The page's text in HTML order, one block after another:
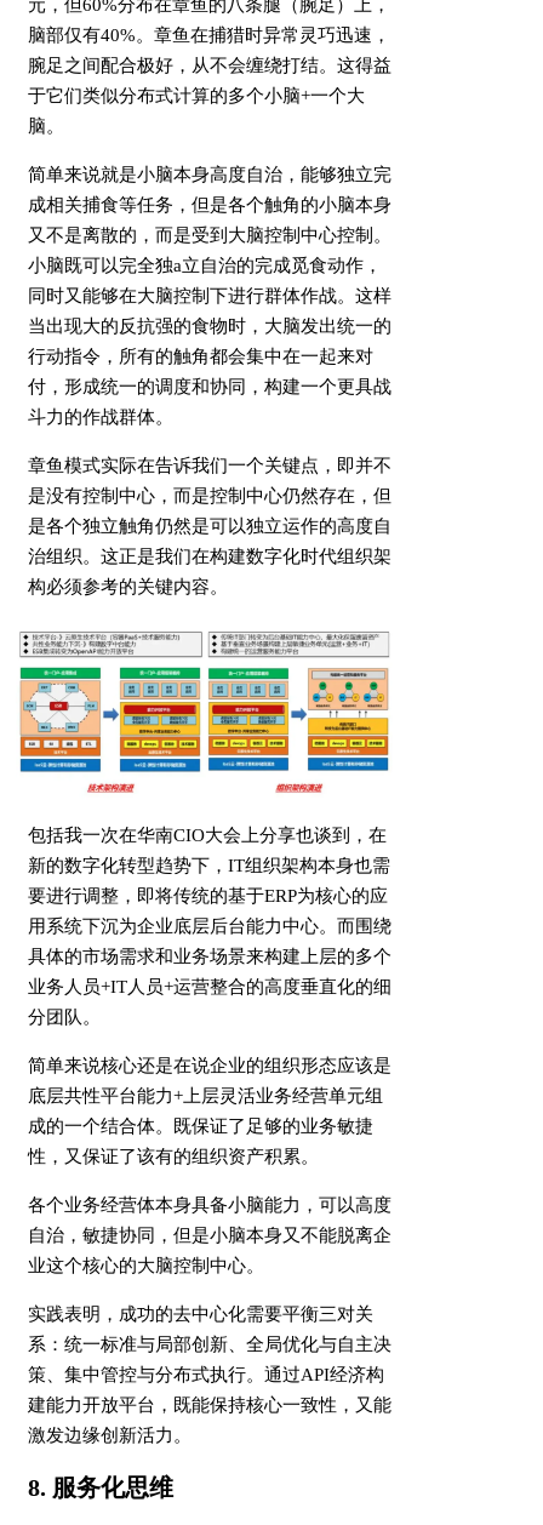
元，但60%分布在章鱼的八条腿（腕足）上，
脑部仅有40%。章鱼在捕猎时异常灵巧迅速，
腕足之间配合极好，从不会缠绕打结。这得益
于它们类似分布式计算的多个小脑+一个大
脑。
简单来说就是小脑本身高度自治，能够独立完
成相关捕食等任务，但是各个触角的小脑本身
又不是离散的，而是受到大脑控制中心控制。
小脑既可以完全独a立自治的完成觅食动作，
同时又能够在大脑控制下进行群体作战。这样
当出现大的反抗强的食物时，大脑发出统一的
行动指令，所有的触角都会集中在一起来对
付，形成统一的调度和协同，构建一个更具战
斗力的作战群体。
章鱼模式实际在告诉我们一个关键点，即并不
是没有控制中心，而是控制中心仍然存在，但
是各个独立触角仍然是可以独立运作的高度自
治组织。这正是我们在构建数字化时代组织架
构必须参考的关键内容。
包括我一次在华南CIO大会上分享也谈到，在
新的数字化转型趋势下，IT组织架构本身也需
要进行调整，即将传统的基于ERP为核心的应
用系统下沉为企业底层后台能力中心。而围绕
具体的市场需求和业务场景来构建上层的多个
业务人员+IT人员+运营整合的高度垂直化的细
分团队。
简单来说核心还是在说企业的组织形态应该是
底层共性平台能力+上层灵活业务经营单元组
成的一个结合体。既保证了足够的业务敏捷
性，又保证了该有的组织资产积累。
各个业务经营体本身具备小脑能力，可以高度
自治，敏捷协同，但是小脑本身又不能脱离企
业这个核心的大脑控制中心。
实践表明，成功的去中心化需要平衡三对关
系：统一标准与局部创新、全局优化与自主决
策、集中管控与分布式执行。通过API经济构
建能力开放平台，既能保持核心一致性，又能
激发边缘创新活力。
8. 服务化思维